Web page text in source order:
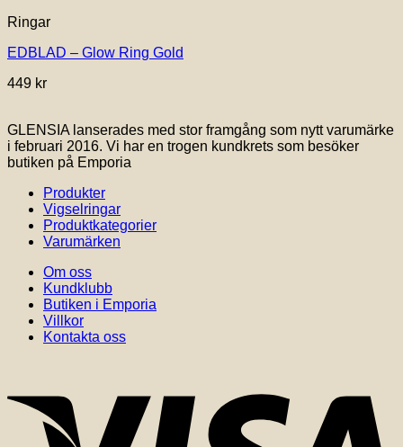
produkten
flera
De
kan
väljas
på
produktsidan
Ringar
EDBLAD – Glow Ring Gold
449 kr
GLENSIA lanserades med stor framgång som nytt varumärke
i februari 2016. Vi har en trogen kundkrets som besöker
butiken på Emporia
Produkter
Vigselringar
Produktkategorier
Varumärken
Om oss
Kundklubb
Butiken i Emporia
Villkor
Kontakta oss